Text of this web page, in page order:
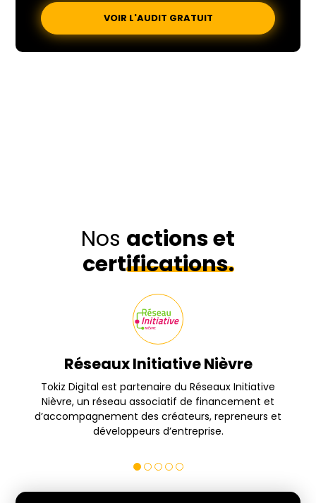
VOIR L'AUDIT GRATUIT
Nos actions et
certifications.
Réseaux Initiative Nièvre
Tokiz Digital est partenaire du Réseaux Initiative
Nièvre, un réseau associatif de financement et
d’accompagnement des créateurs, repreneurs et
développeurs d’entreprise.